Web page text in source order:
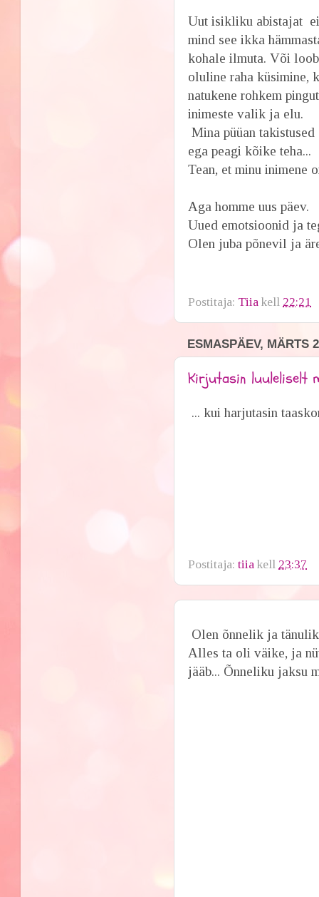
Uut isikliku abistajat
mind see ikka
kohale ilmuta. Või
oluline raha küsimine,
natukene rohkem
inimeste valik ja elu.
Mina püüan
ega peagi kõike teha...
Tean, et minu inimene
Aga homme uus päev.
Uued emotsioonid ja
Olen juba põnevil ja
Postitaja: Tiia kell 22:21
ESMASPÄEV, MÄRTS
Kirjutasin luuleliselt
... kui harjutasin
Postitaja:tiia kell 23:37
Olen õnnelik ja
Alles ta oli väike, ja
jääb... Õnneliku jaksu